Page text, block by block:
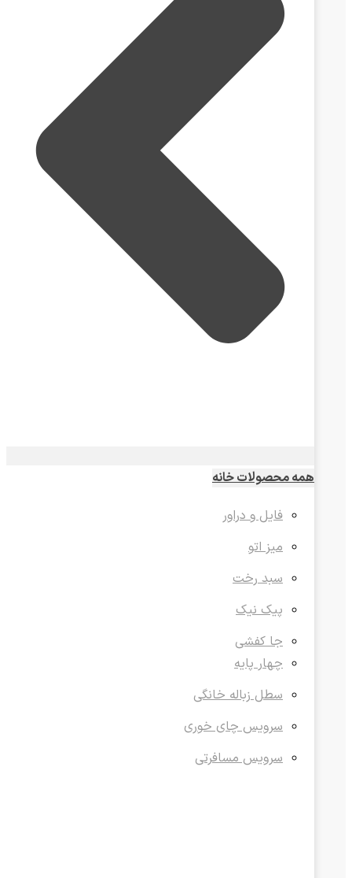
همه محصولات خانه
فایل و دراور
میز اتو
سبد رخت
پیک نیک
جا کفشی
چهار پایه
سطل زباله خانگی
سرویس چای خوری
سرویس مسافرتی